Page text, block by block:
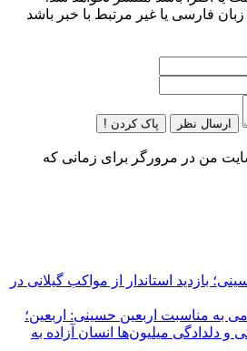
فارسی یا غیر مرتبط با خبر باشد
ارسال نظر پاک کردن !
من در مرورگر برای زمانی که
بازدید استاندار از مواکب گیلانی در
به مناسبت اربعین حسینی: اربعین؛
دلدادگی میلیون‌ها انسان آزاده به